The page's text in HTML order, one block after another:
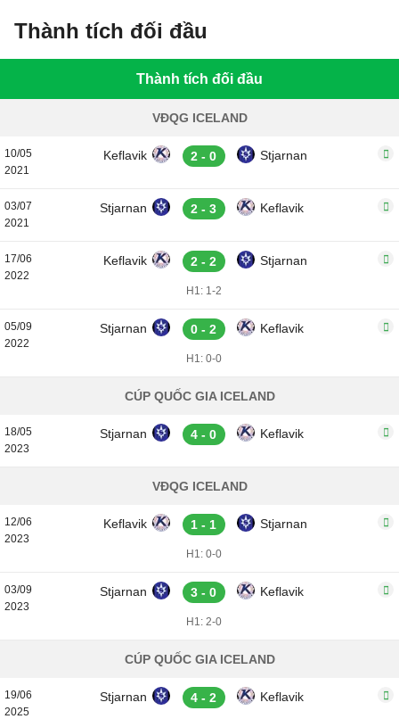
Thành tích đối đầu
Thành tích đối đầu
VĐQG ICELAND
10/05
2021
Keflavik 2 - 0 Stjarnan
03/07
2021
Stjarnan 2 - 3 Keflavik
17/06
2022
Keflavik 2 - 2 Stjarnan
H1: 1-2
05/09
2022
Stjarnan 0 - 2 Keflavik
H1: 0-0
CÚP QUỐC GIA ICELAND
18/05
2023
Stjarnan 4 - 0 Keflavik
VĐQG ICELAND
12/06
2023
Keflavik 1 - 1 Stjarnan
H1: 0-0
03/09
2023
Stjarnan 3 - 0 Keflavik
H1: 2-0
CÚP QUỐC GIA ICELAND
19/06
2025
Stjarnan 4 - 2 Keflavik